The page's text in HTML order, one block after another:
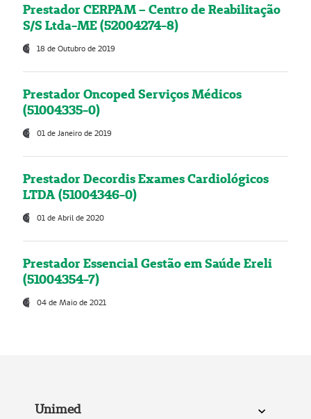
Prestador CERPAM – Centro de Reabilitação
S/S Ltda-ME (52004274-8)
18 de Outubro de 2019
Prestador Oncoped Serviços Médicos
(51004335-0)
01 de Janeiro de 2019
Prestador Decordis Exames Cardiológicos
LTDA (51004346-0)
01 de Abril de 2020
Prestador Essencial Gestão em Saúde Ereli
(51004354-7)
04 de Maio de 2021
Unimed